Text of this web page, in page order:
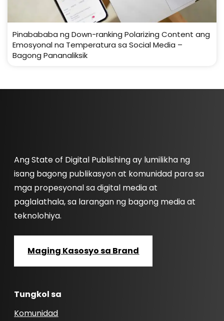
Pinabababa ng Down-ranking Polarizing Content ang
Emosyonal na Temperatura sa Social Media –
Bagong Pananaliksik
Ang State of Digital Publishing ay lumilikha ng
isang bagong publikasyon at komunidad para sa
mga propesyonal sa digital media at
paglalathala, sa larangan ng bagong media at
teknolohiya.
Maging Kasosyo sa Brand
Tungkol sa
Komunidad